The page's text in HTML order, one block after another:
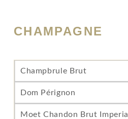
CHAMPAGNE
Champbrule Brut
Dom Pérignon
Moet Chandon Brut Imperial